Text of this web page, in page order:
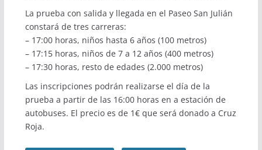
La prueba con salida y llegada en el Paseo San Julián
constará de tres carreras:
– 17:00 horas, niños hasta 6 años (100 metros)
– 17:15 horas, niños de 7 a 12 años (400 metros)
– 17:30 horas, resto de edades (2.000 metros)
Las inscripciones podrán realizarse el día de la
prueba a partir de las 16:00 horas en a estación de
autobuses. El precio es de 1€ que será donado a Cruz
Roja.